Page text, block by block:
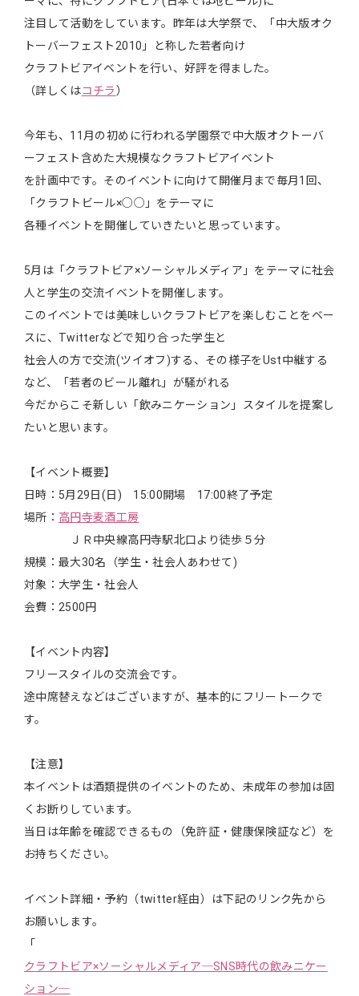
注目して活動をしています。昨年は大学祭で、「中大版オク
トーバーフェスト2010」と称した若者向け
クラフトビアイベントを行い、好評を得ました。
（詳しくはコチラ ）
今年も、11月の初めに行われる学園祭で中大版オクトーバ
ーフェスト含めた大規模なクラフトビアイベント
を計画中です。そのイベントに向けて開催月まで毎月1回、
「クラフトビール×○○」をテーマに
各種イベントを開催していきたいと思っています。
5月は「クラフトビア×ソーシャルメディア」をテーマに社会
人と学生の交流イベントを開催します。
このイベントでは美味しいクラフトビアを楽しむことをベー
スに、Twitterなどで知り合った学生と
社会人の方で交流(ツイオフ)する、その様子をUst中継する
など、「若者のビール離れ」が騒がれる
今だからこそ新しい「飲みニケーション」スタイルを提案し
たいと思います。
【イベント概要】
日時：5月29日(日) 15:00開場 17:00終了予定
場所： 高円寺麦酒工房
ＪＲ中央線高円寺駅北口より徒歩５分
規模：最大30名（学生・社会人あわせて)
対象：大学生・社会人
会費：2500円
【イベント内容】
フリースタイルの交流会です。
途中席替えなどはございますが、基本的にフリートークで
す。
【注意】
本イベントは酒類提供のイベントのため、未成年の参加は固
くお断りしています。
当日は年齢を確認できるもの（免許証・健康保険証など）を
お持ちください。
イベント詳細・予約（twitter経由）は下記のリンク先から
お願いします。
「
クラフトビア×ソーシャルメディア─SNS時代の飲みニケー
ション─